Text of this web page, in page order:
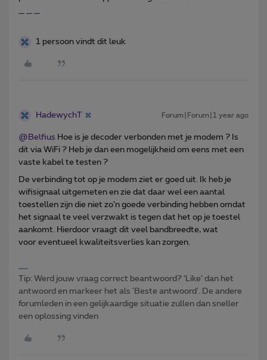
1 persoon vindt dit leuk
HadewychT Forum|Forum|1 year ago
@Belfius Hoe is je decoder verbonden met je modem ? Is
dit via WiFi ? Heb je dan een mogelijkheid om eens met een
vaste kabel te testen ?
De verbinding tot op je modem ziet er goed uit. Ik heb je
wifisignaal uitgemeten en zie dat daar wel een aantal
toestellen zijn die niet zo’n goede verbinding hebben omdat
het signaal te veel verzwakt is tegen dat het op je toestel
aankomt. Hierdoor vraagt dit veel bandbreedte, wat
voor eventueel kwaliteitsverlies kan zorgen.
Tip: Werd jouw vraag correct beantwoord? ‘Like’ dan het
antwoord en markeer het als 'Beste antwoord'. De andere
forumleden in een gelijkaardige situatie zullen dan sneller
een oplossing vinden